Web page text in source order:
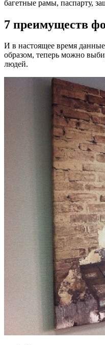
багетные рамы, паспарту,
7 преимуществ
И в настоящее время
образом, теперь можно
людей.